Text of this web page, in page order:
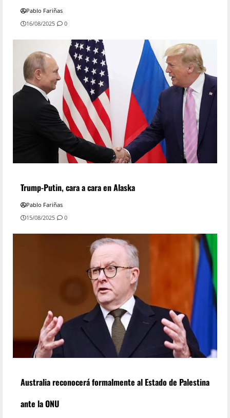
Pablo Fariñas
16/08/2025
0
Trump-Putin, cara a cara en Alaska
Pablo Fariñas
15/08/2025
0
Australia reconocerá formalmente al Estado de Palestina
ante la ONU